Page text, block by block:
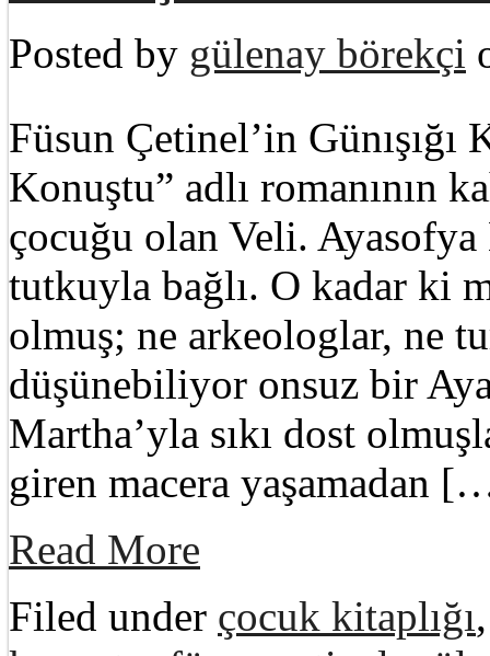
Posted by gülenay börekçi
Füsun Çetinel’in Günışığı
Konuştu” adlı romanının
çocuğu olan Veli.
tutkuyla bağlı. O kadar ki
olmuş; ne arkeologlar, ne
düşünebiliyor onsuz bir
Martha’yla sıkı dost
giren macera yaşamadan
Read More
Filed under çocuk kitaplığı